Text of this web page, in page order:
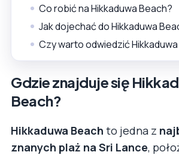
Co robić na Hikkaduwa Beach?
Jak dojechać do Hikkaduwa
Czy warto odwiedzić
Gdzie znajduje się
Beach?
Hikkaduwa Beach to jedna z
znanych plaż na Sri Lance,